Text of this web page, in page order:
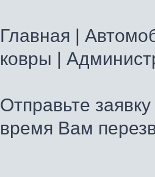
Главная |
ковры |
Отправьте
время Вам